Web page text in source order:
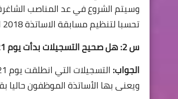
تحسبا لتنظيم مسابقة الاساتذة 2018 الطور الابتدائي.
س 2: هل صحيح التسجيلات بدأت يوم 21 جانفي ؟
الجواب:
ويعنى بها الأساتذة الموظفون